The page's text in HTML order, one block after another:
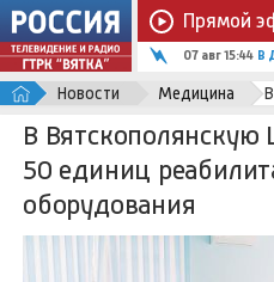
Прямой
07 авг 15:44 В
Новости Медицина
В Вятскополянскую
50 единиц
оборудования